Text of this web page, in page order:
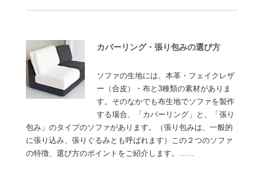
カバーリング・張り包みの選び方
ソファの生地には、本革・フェイクレザ
ー（合皮）・布と3種類の素材がありま
す。そのなかでも布生地でソファを製作
する場合、「カバーリング」と、「張り
包み」のタイプのソファがあります。（張り包みは、一般的
に張り込み、張りぐるみとも呼ばれます）この２つのソファ
の特徴、選び方のポイントをご紹介します。……